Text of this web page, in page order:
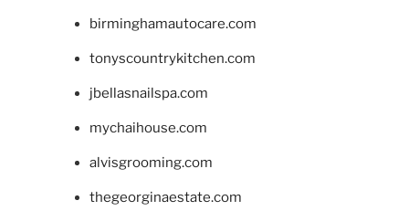
birminghamautocare.com
tonyscountrykitchen.com
jbellasnailspa.com
mychaihouse.com
alvisgrooming.com
thegeorginaestate.com